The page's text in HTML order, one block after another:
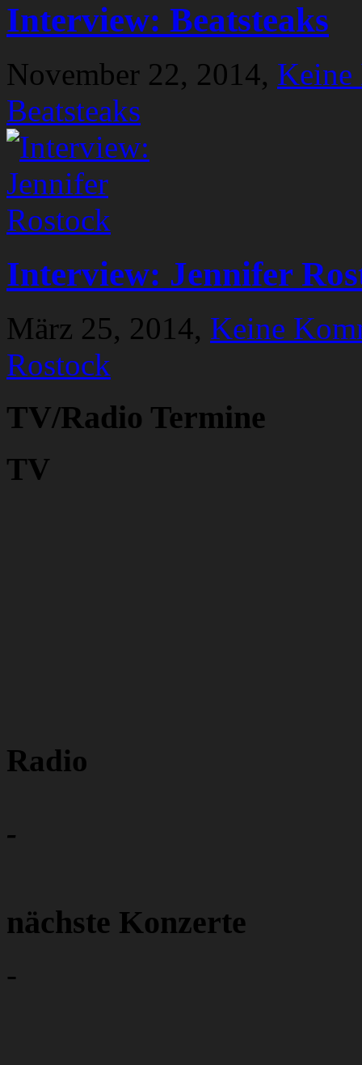
Interview: Beatsteaks
November 22, 2014, Keine
Beatsteaks
Interview: Jennifer
März 25, 2014, Keine
Rostock
TV/Radio Termine
TV
Radio
-
nächste Konzerte
-